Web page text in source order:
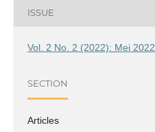
ISSUE
Vol. 2 No. 2 (2022): Mei 2022
SECTION
Articles